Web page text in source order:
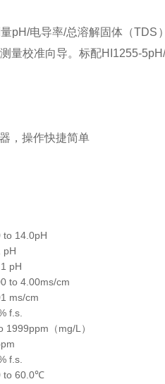
pH/电导率/总溶解固体（TDS
量校准向导。标配HI1255-
，操作快捷简单
to 14.0pH
pH
pH
to 4.00ms/cm
ms/cm
f.s.
1999ppm（mg/L）
f.s.
to 60.0℃